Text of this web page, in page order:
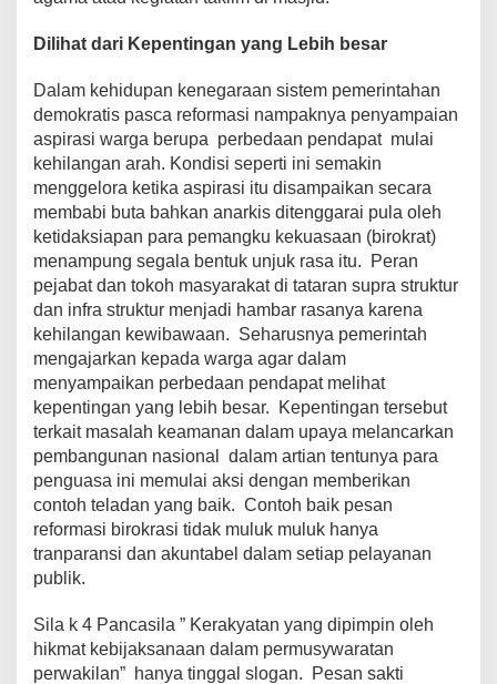
Dilihat dari Kepentingan yang Lebih besar
Dalam kehidupan kenegaraan sistem pemerintahan
demokratis pasca reformasi nampaknya penyampaian
aspirasi warga berupa perbedaan pendapat mulai
kehilangan arah. Kondisi seperti ini semakin
menggelora ketika aspirasi itu disampaikan secara
membabi buta bahkan anarkis ditenggarai pula oleh
ketidaksiapan para pemangku kekuasaan (birokrat)
menampung segala bentuk unjuk rasa itu. Peran
pejabat dan tokoh masyarakat di tataran supra struktur
dan infra struktur menjadi hambar rasanya karena
kehilangan kewibawaan. Seharusnya pemerintah
mengajarkan kepada warga agar dalam
menyampaikan perbedaan pendapat melihat
kepentingan yang lebih besar. Kepentingan tersebut
terkait masalah keamanan dalam upaya melancarkan
pembangunan nasional dalam artian tentunya para
penguasa ini memulai aksi dengan memberikan
contoh teladan yang baik. Contoh baik pesan
reformasi birokrasi tidak muluk muluk hanya
tranparansi dan akuntabel dalam setiap pelayanan
publik.
Sila k 4 Pancasila ” Kerakyatan yang dipimpin oleh
hikmat kebijaksanaan dalam permusywaratan
perwakilan” hanya tinggal slogan. Pesan sakti